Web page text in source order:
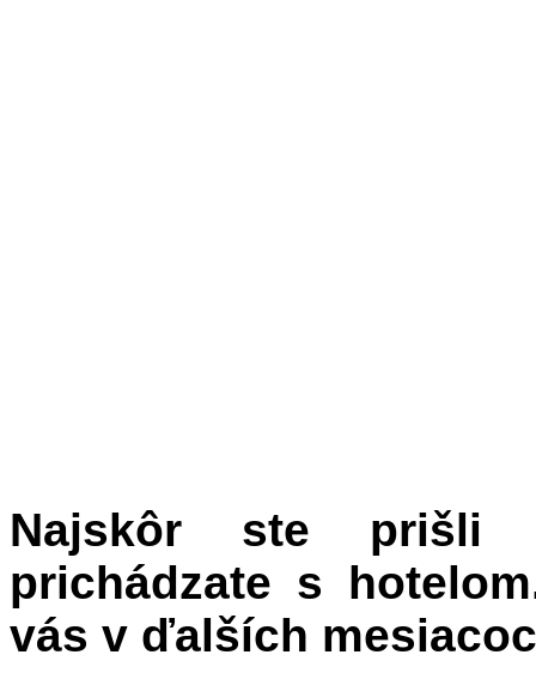
Najskôr ste prišli
prichádzate s
vás v ďalších